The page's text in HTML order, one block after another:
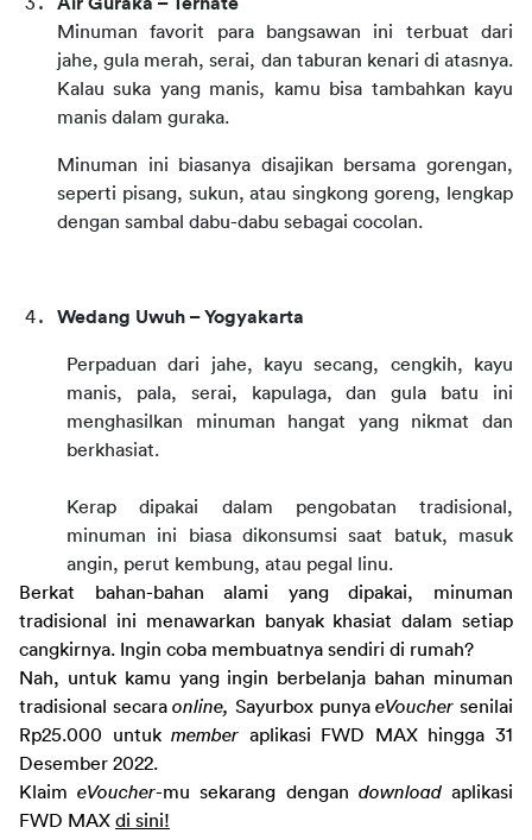
Minuman favorit para bangsawan ini terbuat dari
jahe, gula merah, serai, dan taburan kenari di atasnya.
Kalau suka yang manis, kamu bisa tambahkan kayu
manis dalam guraka.
Minuman ini biasanya disajikan bersama gorengan,
seperti pisang, sukun, atau singkong goreng, lengkap
dengan sambal dabu-dabu sebagai cocolan.
Wedang Uwuh – Yogyakarta
Perpaduan dari jahe, kayu secang, cengkih, kayu
manis, pala, serai, kapulaga, dan gula batu ini
menghasilkan minuman hangat yang nikmat dan
berkhasiat.
Kerap dipakai dalam pengobatan tradisional,
minuman ini biasa dikonsumsi saat batuk, masuk
angin, perut kembung, atau pegal linu.
Berkat bahan-bahan alami yang dipakai, minuman
tradisional ini menawarkan banyak khasiat dalam setiap
cangkirnya. Ingin coba membuatnya sendiri di rumah?
Nah, untuk kamu yang ingin berbelanja bahan minuman
tradisional secara online, Sayurbox punya eVoucher senilai
Rp25.000 untuk member aplikasi FWD MAX hingga 31
Desember 2022.
Klaim eVoucher-mu sekarang dengan download aplikasi
FWD MAX di sini!